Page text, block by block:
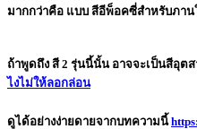
มากกว่าคือ แบบ สีอีพ็อคซี่สำหรับภา
ถ้าพูดถึง สี 2 รุ่นนี้นั้น อาจจะเป็นสีอุต
ไงไม่ให้ลอกล่อน
ดูได้อย่างง่ายดายจากบทความนี้